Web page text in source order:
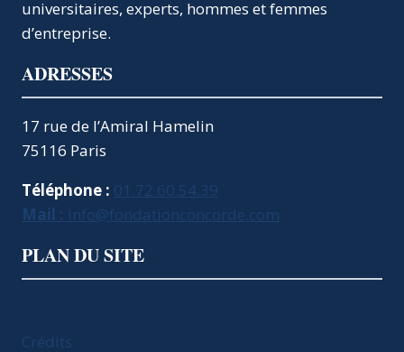
universitaires, experts, hommes et femmes
d’entreprise.
ADRESSES
17 rue de l’Amiral Hamelin
75116 Paris
Téléphone : 01.72.60.54.39
Mail : info@fondationconcorde.com
PLAN DU SITE
Crédits